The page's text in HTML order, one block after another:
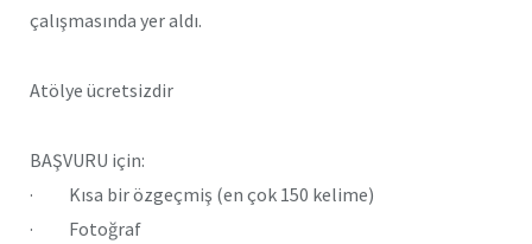
çalışmasında yer aldı.
Atölye ücretsizdir
BAŞVURU için:
· Kısa bir özgeçmiş (en çok 150 kelime)
· Fotoğraf